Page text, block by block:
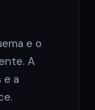
e o
A
e a